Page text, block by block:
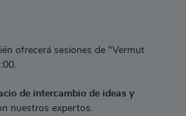
ofrecerá sesiones de "Vermut
de intercambio de ideas y
nuestros expertos.